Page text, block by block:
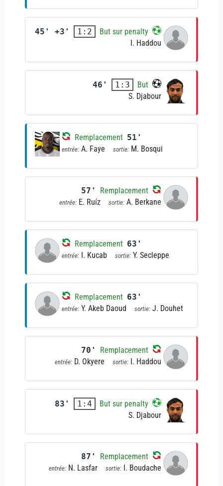
45' +3' 1:2
But sur penalty
I. Haddou
46' 1:3
But
S. Djabour
Remplacement 51'
entrée: A. Faye sortie: M. Bosqui
57' Remplacement
entrée: E. Ruíz sortie: A. Berkane
Remplacement 63'
entrée: I. Kucab sortie: Y. Secleppe
Remplacement 63'
entrée: Y. Akeb Daoud sortie: J. Douhet
70' Remplacement
entrée: D. Okyere sortie: I. Haddou
83' 1:4
But sur penalty
S. Djabour
87' Remplacement
entrée: N. Lasfar sortie: I. Boudache